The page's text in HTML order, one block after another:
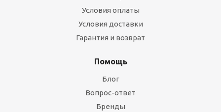
Условия оплаты
Условия доставки
Гарантия и возврат
Помощь
Блог
Вопрос-ответ
Бренды